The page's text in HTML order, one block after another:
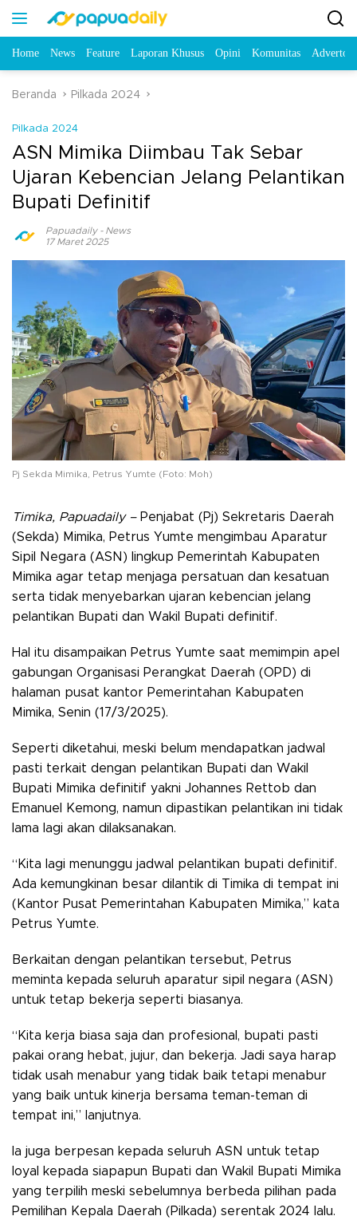
Home News Feature Laporan Khusus Opini Komunitas
Beranda Pilkada 2024
Pilkada 2024
ASN Mimika Diimbau Tak Sebar
Ujaran Kebencian Jelang Pelantikan
Bupati Definitif
Papuadaily- News
17 Maret 2025
Pj Sekda Mimika, Petrus Yumte (Foto: Moh)
Timika, Papuadaily – Penjabat (Pj) Sekretaris Daerah
(Sekda) Mimika, Petrus Yumte mengimbau Aparatur
Sipil Negara (ASN) lingkup Pemerintah Kabupaten
Mimika agar tetap menjaga persatuan dan kesatuan
serta tidak menyebarkan ujaran kebencian jelang
pelantikan Bupati dan Wakil Bupati definitif.
Hal itu disampaikan Petrus Yumte saat memimpin apel
gabungan Organisasi Perangkat Daerah (OPD) di
halaman pusat kantor Pemerintahan Kabupaten
Mimika, Senin (17/3/2025).
Seperti diketahui, meski belum mendapatkan jadwal
pasti terkait dengan pelantikan Bupati dan Wakil
Bupati Mimika definitif yakni Johannes Rettob dan
Emanuel Kemong, namun dipastikan pelantikan ini tidak
lama lagi akan dilaksanakan.
“Kita lagi menunggu jadwal pelantikan bupati definitif.
Ada kemungkinan besar dilantik di Timika di tempat ini
(Kantor Pusat Pemerintahan Kabupaten Mimika,” kata
Petrus Yumte.
Berkaitan dengan pelantikan tersebut, Petrus
meminta kepada seluruh aparatur sipil negara (ASN)
untuk tetap bekerja seperti biasanya.
“Kita kerja biasa saja dan profesional, bupati pasti
pakai orang hebat, jujur, dan bekerja. Jadi saya harap
tidak usah menabur yang tidak baik tetapi menabur
yang baik untuk kinerja bersama teman-teman di
tempat ini,” lanjutnya.
Ia juga berpesan kepada seluruh ASN untuk tetap
loyal kepada siapapun Bupati dan Wakil Bupati Mimika
yang terpilih meski sebelumnya berbeda pilihan pada
Pemilihan Kepala Daerah (Pilkada) serentak 2024 lalu.